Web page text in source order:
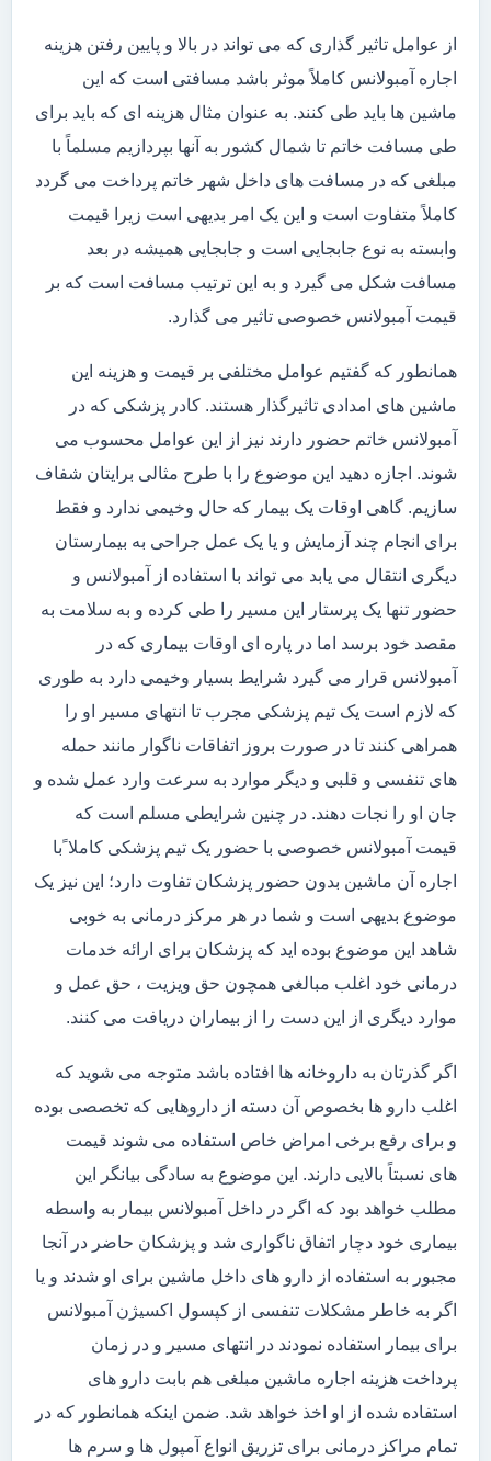
از عوامل تاثیر گذاری که می تواند در بالا و پایین رفتن هزینه
اجاره آمبولانس کاملاً موثر باشد مسافتی است که این
ماشین ها باید طی کنند. به عنوان مثال هزینه ای که باید برای
طی مسافت خاتم تا شمال کشور به آنها بپردازیم مسلماً با
مبلغی که در مسافت های داخل شهر خاتم پرداخت می گردد
کاملاً متفاوت است و این یک امر بدیهی است زیرا قیمت
وابسته به نوع جابجایی است و جابجایی همیشه در بعد
مسافت شکل می گیرد و به این ترتیب مسافت است که بر
قیمت آمبولانس خصوصی تاثیر می گذارد.
همانطور که گفتیم عوامل مختلفی بر قیمت و هزینه این
ماشین های امدادی تاثیرگذار هستند. کادر پزشکی که در
آمبولانس خاتم حضور دارند نیز از این عوامل محسوب می
شوند. اجازه دهید این موضوع را با طرح مثالی برایتان شفاف
سازیم. گاهی اوقات یک بیمار که حال وخیمی ندارد و فقط
برای انجام چند آزمایش و یا یک عمل جراحی به بیمارستان
دیگری انتقال می یابد می تواند با استفاده از آمبولانس و
حضور تنها یک پرستار این مسیر را طی کرده و به سلامت به
مقصد خود برسد اما در پاره ای اوقات بیماری که در
آمبولانس قرار می گیرد شرایط بسیار وخیمی دارد به طوری
که لازم است یک تیم پزشکی مجرب تا انتهای مسیر او را
همراهی کنند تا در صورت بروز اتفاقات ناگوار مانند حمله
های تنفسی و قلبی و دیگر موارد به سرعت وارد عمل شده و
جان او را نجات دهند. در چنین شرایطی مسلم است که
قیمت آمبولانس خصوصی با حضور یک تیم پزشکی کاملا ًبا
اجاره آن ماشین بدون حضور پزشکان تفاوت دارد؛ این نیز یک
موضوع بدیهی است و شما در هر مرکز درمانی به خوبی
شاهد این موضوع بوده اید که پزشکان برای ارائه خدمات
درمانی خود اغلب مبالغی همچون حق ویزیت ، حق عمل و
موارد دیگری از این دست را از بیماران دریافت می کنند.
اگر گذرتان به داروخانه ها افتاده باشد متوجه می شوید که
اغلب دارو ها بخصوص آن دسته از داروهایی که تخصصی بوده
و برای رفع برخی امراض خاص استفاده می شوند قیمت
های نسبتاً بالایی دارند. این موضوع به سادگی بیانگر این
مطلب خواهد بود که اگر در داخل آمبولانس بیمار به واسطه
بیماری خود دچار اتفاق ناگواری شد و پزشکان حاضر در آنجا
مجبور به استفاده از دارو های داخل ماشین برای او شدند و یا
اگر به خاطر مشکلات تنفسی از کپسول اکسیژن آمبولانس
برای بیمار استفاده نمودند در انتهای مسیر و در زمان
پرداخت هزینه اجاره ماشین مبلغی هم بابت دارو های
استفاده شده از او اخذ خواهد شد. ضمن اینکه همانطور که در
تمام مراکز درمانی برای تزریق انواع آمپول ها و سرم ها